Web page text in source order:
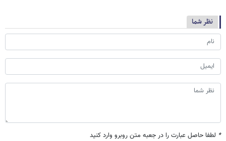
نظر شما
* لطفا حاصل عبارت را در جعبه متن روبرو وارد کنید